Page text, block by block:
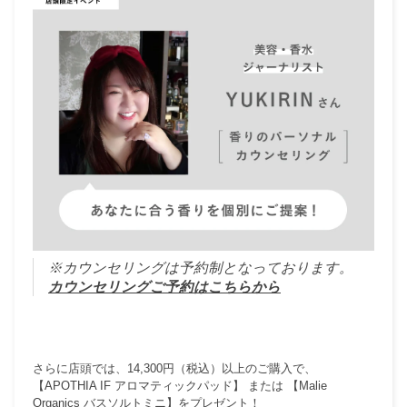
※カウンセリングは予約制となっております。
カウンセリングご予約はこちらから
さらに店頭では、 14,300円（税込）以上のご購入で、
【APOTHIA IF アロマティックパッド】 または 【Malie
Organics バスソルトミニ】をプレゼント！